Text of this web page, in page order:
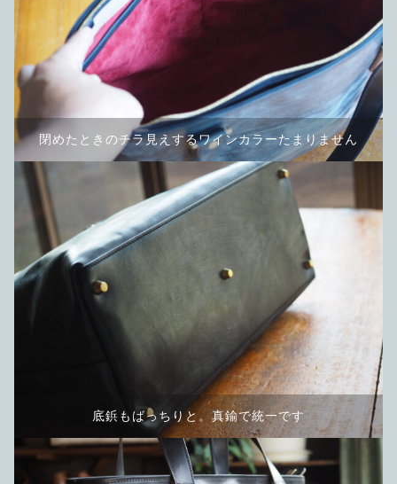
閉めたときのチラ見えするワインカラーたまりません
底鋲もばっちりと。真鍮で統一です